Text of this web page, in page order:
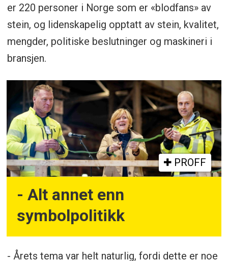
er 220 personer i Norge som er «blodfans» av
stein, og lidenskapelig opptatt av stein, kvalitet,
mengder, politiske beslutninger og maskineri i
bransjen.
PROFF
- Alt annet enn
symbolpolitikk
- Årets tema var helt naturlig, fordi dette er noe